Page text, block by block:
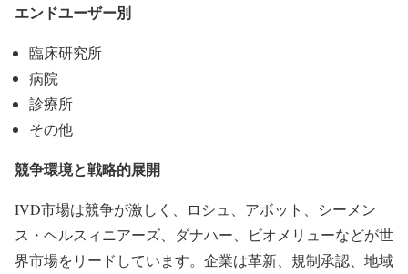
エンドユーザー別
臨床研究所
病院
診療所
その他
競争環境と戦略的展開
IVD市場は競争が激しく、ロシュ、アボット、シーメン
ス・ヘルスィニアーズ、ダナハー、ビオメリューなどが世
界市場をリードしています。企業は革新、規制承認、地域